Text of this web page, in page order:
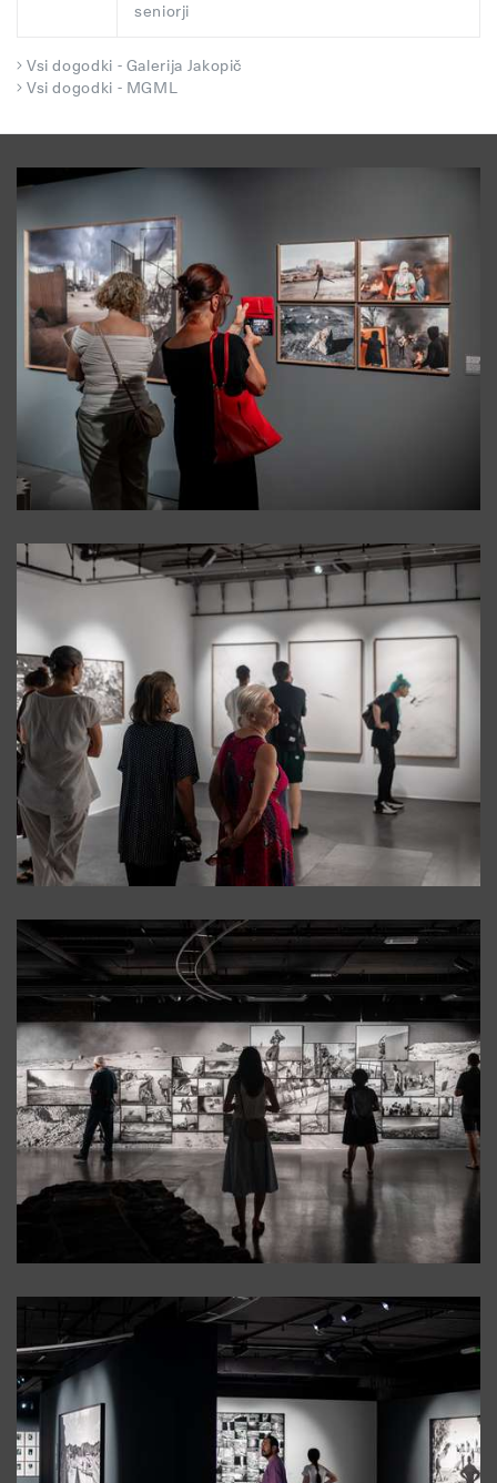
seniorji
Vsi dogodki - Galerija Jakopič
Vsi dogodki - MGML